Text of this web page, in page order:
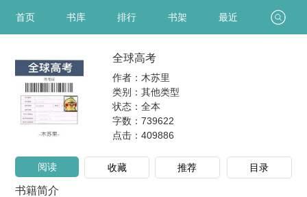
首页 书库 排行 书架 最近
全球高考
作者：木苏里
类别：其他类型
状态：全本
字数：739622
点击： 409886
阅读 收藏 推荐 目录
书籍简介